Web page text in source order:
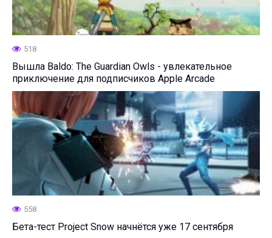
518
Вышла Baldo: The Guardian Owls - увлекательное
приключение для подписчиков Apple Arcade
558
Бета-тест Project Snow начнётся уже 17 сентября